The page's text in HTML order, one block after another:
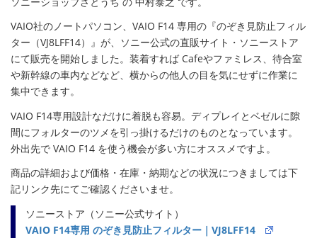
VAIO社のノートパソコン、VAIO F14 専用の『のぞき見防止フィル
ター（VJ8LFF14）』が、ソニー公式の直販サイト・ソニーストア
にて販売を開始しました。装着すれば Cafeやファミレス、待合室
や新幹線の車内などなど、横からの他人の目を気にせずに作業に
集中できます。
VAIO F14専用設計なだけに着脱も容易。ディプレイとベゼルに隙
間にフォルターのツメを引っ掛けるだけのものとなっています。
外出先で VAIO F14 を使う機会が多い方にオススメですよ。
商品の詳細および価格・在庫・納期などの状況につきましては下
記リンク先にてご確認くださいませ。
ソニーストア（ソニー公式サイト）
VAIO F14専用 のぞき見防止フィルター｜VJ8LFF14